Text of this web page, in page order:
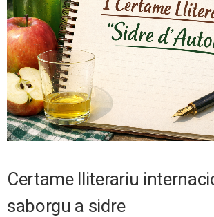
Certame lliterariu
saborgu a sidre